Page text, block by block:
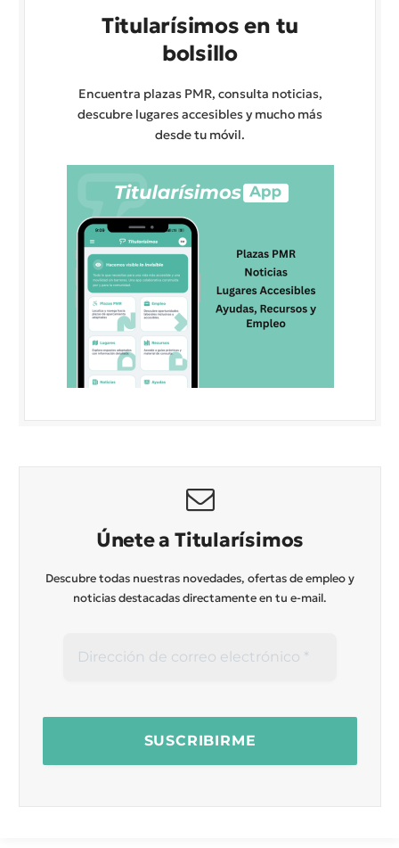
Titularísimos en tu
bolsillo
Encuentra plazas PMR, consulta noticias,
descubre lugares accesibles y mucho más
desde tu móvil.
Únete a Titularísimos
Descubre todas nuestras novedades, ofertas de empleo y
noticias destacadas directamente en tu e-mail.